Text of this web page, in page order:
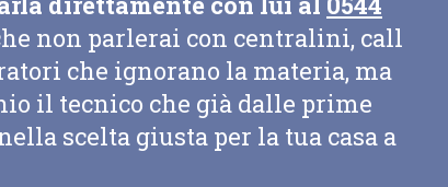
non parlerai con centralini, call
che ignorano la materia, ma
il tecnico che già dalle prime
scelta giusta per la tua casa a